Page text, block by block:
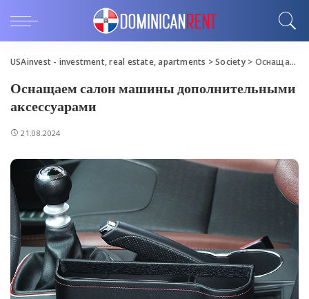
USAinvest - investment, real estate, apartments >Society> Оснащаем салон машины дополнительными аксессуарами
Оснащаем салон машины дополнительными
аксессуарами
21.08.2024